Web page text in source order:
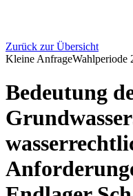
Zurück zur Übersicht
Kleine AnfrageWahlperiode
Bedeutung